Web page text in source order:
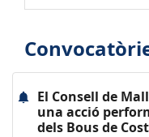
El Consell de
una acció
dels Bous de